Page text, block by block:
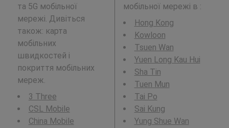
та 5G мобільної
мережі. Дивіться
також: карта
мобільних
швидкостей і
покриття мобільних
мереж.
3 Three
CSL Mobile
China Mobile
мобільної мережі в :
Hong Kong
Kowloon
Tsuen Wan
Yuen Long Kau Hui
Sha Tin
Tuen Mun
Tai Po
Sai Kung
Yung Shue Wan